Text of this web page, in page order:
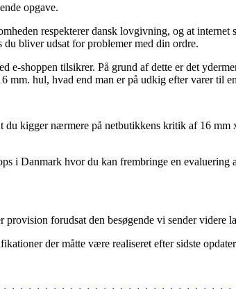
opgave.
respekterer dansk lovgivning, og at internet
bliver udsat for problemer med din ordre.
shoppen tilsikrer. På grund af dette er det
hul, hvad end man er på udkig efter varer til
kigger nærmere på netbutikkens kritik af 16 mm
i Danmark hvor du kan frembringe en evaluering
forudsat den besøgende vi sender videre
der måtte være realiseret efter sidste